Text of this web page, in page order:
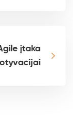
įtaka